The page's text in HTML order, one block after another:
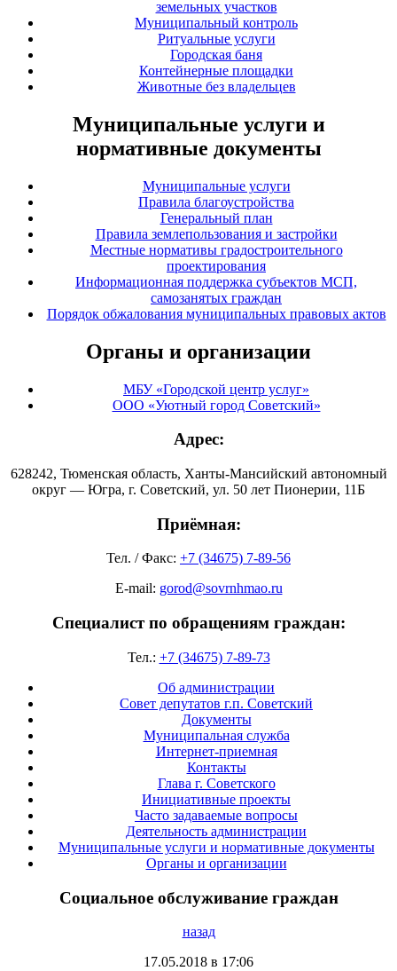
земельных участков
Муниципальный контроль
Ритуальные услуги
Городская баня
Контейнерные площадки
Животные без владельцев
Муниципальные услуги и
нормативные документы
Муниципальные услуги
Правила благоустройства
Генеральный план
Правила землепользования и застройки
Местные нормативы градостроительного
проектирования
Информационная поддержка субъектов МСП,
самозанятых граждан
Порядок обжалования муниципальных правовых актов
Органы и организации
МБУ «Городской центр услуг»
ООО «Уютный город Советский»
Адрес:
628242, Тюменская область, Ханты-Мансийский автономный
округ — Югра, г. Советский, ул. 50 лет Пионерии, 11Б
Приёмная:
Тел. / Факс: +7 (34675) 7-89-56
E-mail: gorod@sovrnhmao.ru
Специалист по обращениям граждан:
Тел.: +7 (34675) 7-89-73
Об администрации
Совет депутатов г.п. Советский
Документы
Муниципальная служба
Интернет-приемная
Контакты
Глава г. Советского
Инициативные проекты
Часто задаваемые вопросы
Деятельность администрации
Муниципальные услуги и нормативные документы
Органы и организации
Социальное обслуживание граждан
назад
17.05.2018 в 17:06